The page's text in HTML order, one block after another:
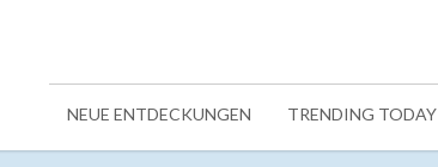
NEUE ENTDECKUNGEN TRENDING TODAY